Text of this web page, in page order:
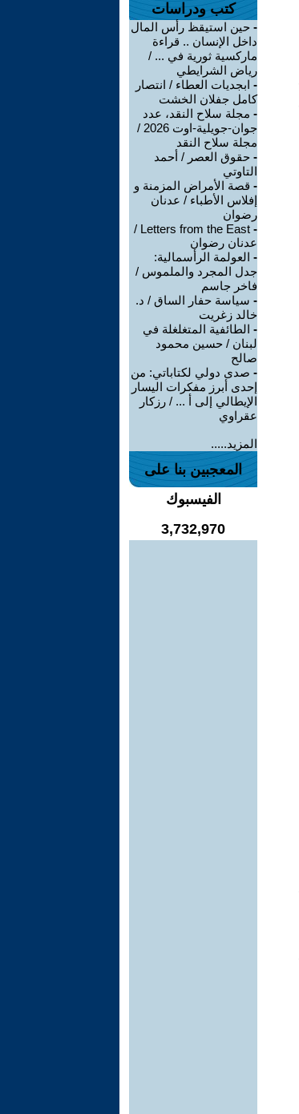
كتب ودراسات
- حين استيقظ رأس المال
داخل الإنسان .. قراءة
ماركسية ثورية في ... /
رياض الشرايطي
- ابجديات العطاء / انتصار
كامل جفلان الخشت
- مجلة سلاح النقد، عدد
جوان-جويلية-اوت 2026 /
مجلة سلاح النقد
- حقوق العصر / أحمد
التاوتي
- قصة الأمراض المزمنة و
إفلاس الأطباء / عدنان
رضوان
-
Letters from the East /
عدنان رضوان
- العولمة الرأسمالية:
جدل المجرد والملموس /
فاخر جاسم
- سياسة حفار الساق / د.
خالد زغريت
- الطائفية المتغلغلة في
لبنان / حسين محمود
صالح
- صدى دولي لكتاباتي: من
إحدى أبرز مفكرات اليسار
الإيطالي إلى أ ... / رزكار
عقراوي
المزيد.....
المعجبين بنا على
الفيسبوك
3,732,970